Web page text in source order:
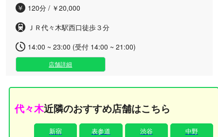
120分 / ￥20,000
ＪＲ代々木駅西口徒歩３分
14:00 ~ 23:00 (受付 14:00 ~ 21:00)
店舗詳細
代々木近隣のおすすめ店舗はこちら
新宿 表参道 渋谷
中野